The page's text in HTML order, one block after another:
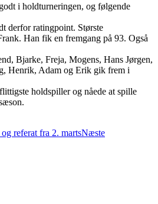
i holdturneringen, og følgende
derfor ratingpoint. Største
Han fik en fremgang på 93. Også
Bjarke, Freja, Mogens, Hans Jørgen,
Henrik, Adam og Erik gik frem i
holdspiller og nåede at spille
referat fra 2. martsNæste